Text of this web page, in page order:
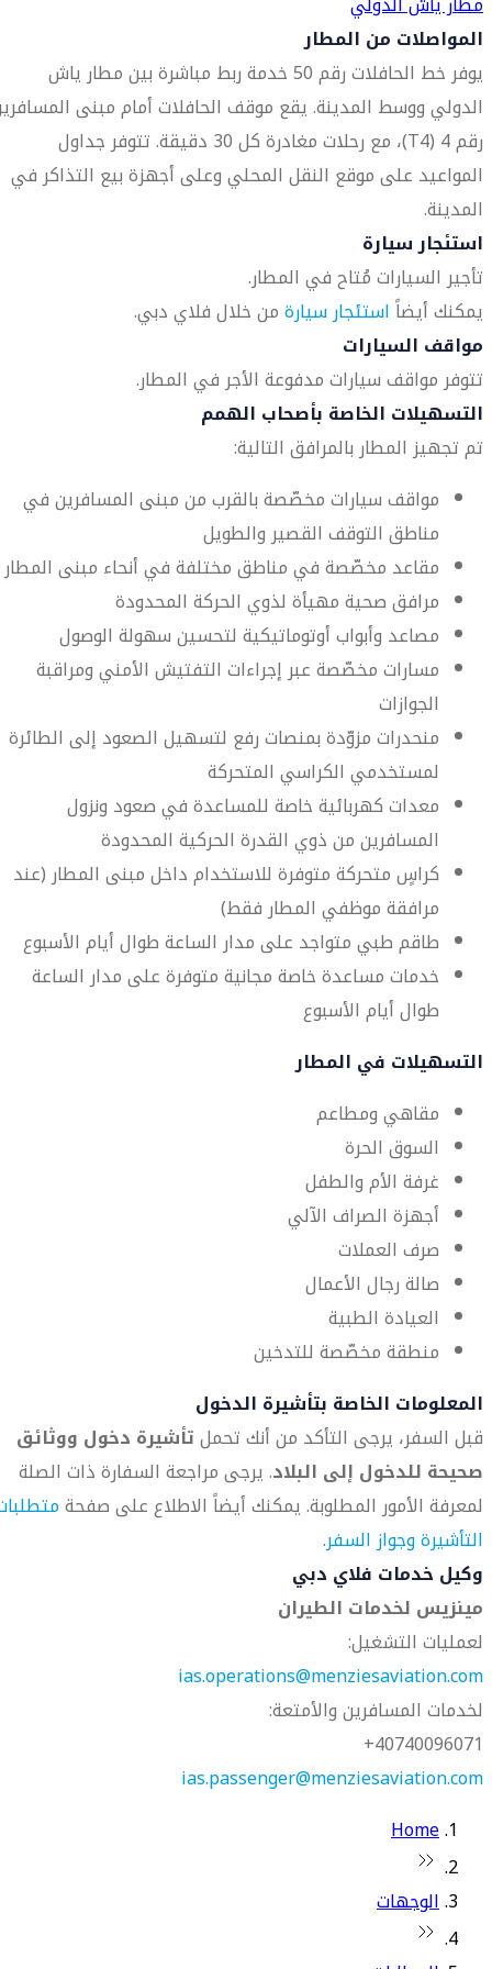
المواصلات من المطار
يوفر خط الحافلات رقم 50 خدمة ربط مباشرة بين مطار ياش
الدولي ووسط المدينة. يقع موقف الحافلات أمام مبنى
رقم 4 (T4)، مع رحلات مغادرة كل 30 دقيقة. تتوفر جداول
المواعيد على موقع النقل المحلي وعلى أجهزة بيع التذاكر في
المدينة.
استئجار سيارة
تأجير السيارات مُتاح في المطار.
يمكنك أيضاًاستئجار سيارةمن خلال فلاي دبي.
مواقف السيارات
تتوفر مواقف سيارات مدفوعة الأجر في المطار.
التسهيلات الخاصة بأصحاب الهمم
تم تجهيز المطار بالمرافق التالية:
مواقف سيارات مخصّصة بالقرب من مبنى المسافرين في
مناطق التوقف القصير والطويل
مقاعد مخصّصة في مناطق مختلفة في أنحاء مبنى المطار
مرافق صحية مهيأة لذوي الحركة المحدودة
مصاعد وأبواب أوتوماتيكية لتحسين سهولة الوصول
مسارات مخصّصة عبر إجراءات التفتيش الأمني ومراقبة
الجوازات
منحدرات مزوّدة بمنصات رفع لتسهيل الصعود إلى الطائرة
لمستخدمي الكراسي المتحركة
معدات كهربائية خاصة للمساعدة في صعود ونزول
المسافرين من ذوي القدرة الحركية المحدودة
كراسٍ متحركة متوفرة للاستخدام داخل مبنى المطار (عند
مرافقة موظفي المطار فقط)
طاقم طبي متواجد على مدار الساعة طوال أيام الأسبوع
خدمات مساعدة خاصة مجانية متوفرة على مدار الساعة
طوال أيام الأسبوع
التسهيلات في المطار
مقاهي ومطاعم
السوق الحرة
غرفة الأم والطفل
أجهزة الصراف الآلي
صرف العملات
صالة رجال الأعمال
العيادة الطبية
منطقة مخصّصة للتدخين
المعلومات الخاصة بتأشيرة الدخول
قبل السفر، يرجى التأكد من أنك تحملتأشيرة دخول ووثائق
صحيحة للدخول إلى البلاد. يرجى مراجعة السفارة ذات الصلة
لمعرفة الأمور المطلوبة. يمكنك أيضاً الاطلاع على صفحة
التأشيرة وجواز السفر.
وكيل خدمات فلاي دبي
مينزيس لخدمات الطيران
لعمليات التشغيل:
ias.operations@menziesaviation.com
لخدمات المسافرين والأمتعة:
40740096071+
ias.passenger@menziesaviation.com
Home
الوجهات